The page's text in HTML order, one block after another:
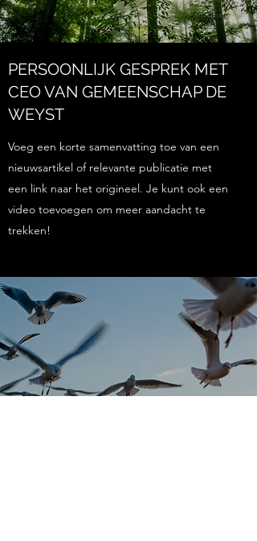
PERSOONLIJK GESPREK MET
CEO VAN GEMEENSCHAP DE
WEYST
Voeg een korte samenvatting toe van een
nieuwsartikel of relevante publicatie met
een link naar het origineel. Je kunt ook een
video toevoegen om meer aandacht te
trekken!